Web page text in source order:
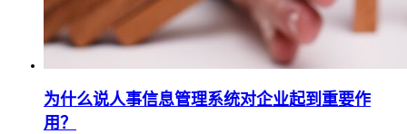
为什么说人事信息管理系统对企业起到重要作
用？